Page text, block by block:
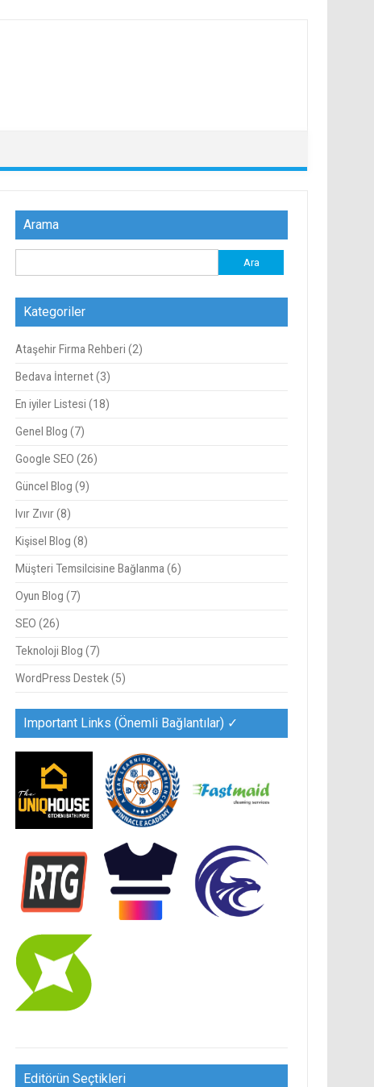
Arama
Kategoriler
Ataşehir Firma Rehberi (2)
Bedava İnternet(3)
En iyiler Listesi (18)
Genel Blog (7)
Google SEO (26)
Güncel Blog (9)
Ivır Zıvır(8)
Kişisel Blog (8)
Müşteri Temsilcisine Bağlanma (6)
Oyun Blog (7)
SEO (26)
Teknoloji Blog (7)
WordPress Destek (5)
Important Links (Önemli Bağlantılar) ✓
Editörün Seçtikleri